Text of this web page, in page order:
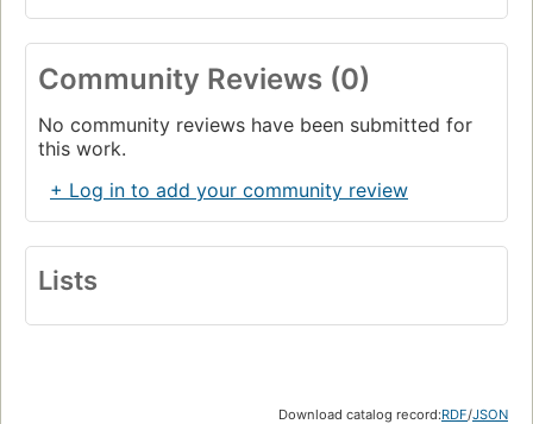
Community Reviews (0)
No community reviews have been submitted for
this work.
+ Log in to add your community review
Lists
Download catalog record:RDF/JSON